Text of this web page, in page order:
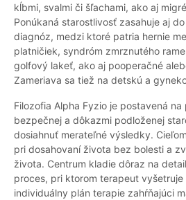
kĺbmi, svalmi či šľachami, ako aj
Ponúkaná starostlivosť zasahuje aj
diagnóz, medzi ktoré patria hernie
platničiek, syndróm zmrznutého
golfový lakeť, ako aj pooperačné
Zameriava sa tiež na detskú a
Filozofia Alpha Fyzio je postavená
bezpečnej a dôkazmi podloženej
dosiahnuť merateľné výsledky.
pri dosahovaní života bez bolesti a
života. Centrum kladie dôraz na
proces, pri ktorom terapeut vyšetruje
individuálny plán terapie zahŕňajúci